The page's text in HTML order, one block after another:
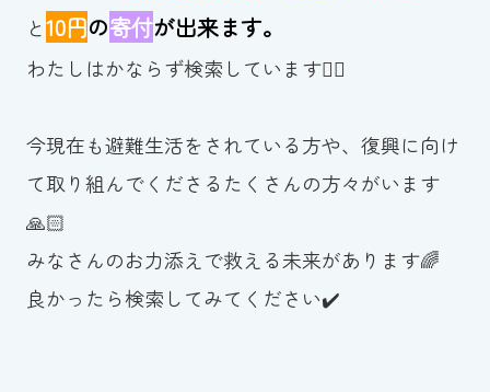
と10円の寄付が出来ます。
わたしはかならず検索しています☝🏻
今現在も避難生活をされている方や、復興に向け
て取り組んでくださるたくさんの方々がいます
🙏🏻
みなさんのお力添えで救える未来があります🌈
良かったら検索してみてください✔️